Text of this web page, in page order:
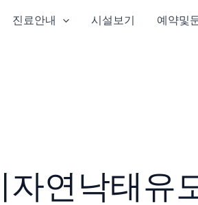
진료안내 시설보기 예약및
자연낙태유